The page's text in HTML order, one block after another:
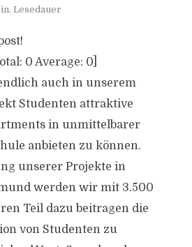
Lesedauer
0 Average: 0]
auch in unserem
Studenten attraktive
in unmittelbarer
anbieten zu können.
unserer Projekte in
werden wir mit 3.500
Teil dazu beitragen die
von Studenten zu